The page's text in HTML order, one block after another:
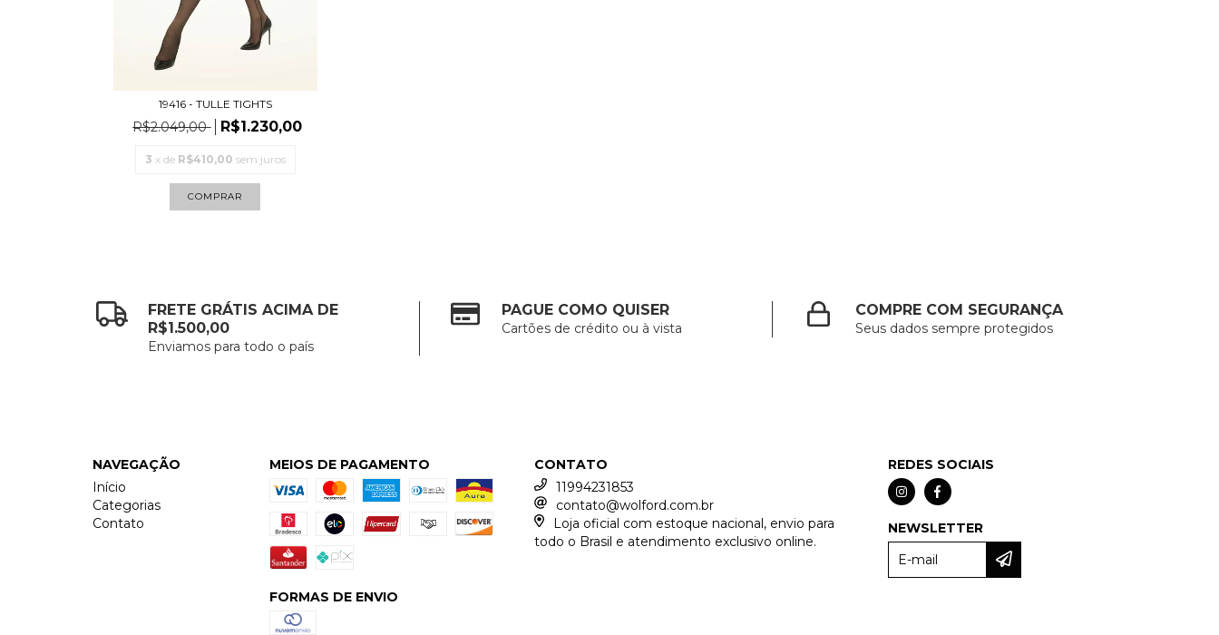
19416 - TULLE TIGHTS
R$2.049,00 R$1.230,00
3 x de R$410,00 sem juros
COMPRAR
FRETE GRÁTIS ACIMA DE
R$1.500,00
Enviamos para todo o país
PAGUE COMO QUISER
Cartões de crédito ou à vista
COMPRE COM SEGURANÇA
Seus dados sempre protegidos
NAVEGAÇÃO
Início
Categorias
Contato
MEIOS DE PAGAMENTO
FORMAS DE ENVIO
CONTATO
11994231853
contato@wolford.com.br
Loja oficial com estoque nacional, envio para
todo o Brasil e atendimento exclusivo online.
REDES SOCIAIS
NEWSLETTER